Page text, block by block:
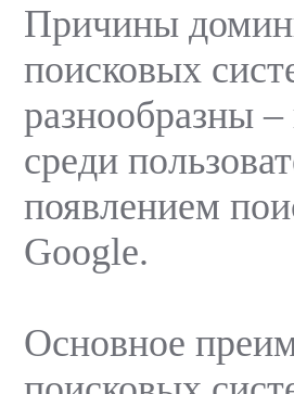
Причины
поисковых
разнообразны
среди
появлением
Google.
Основное